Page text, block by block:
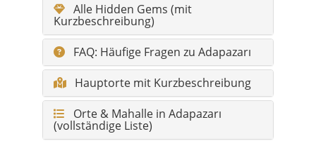
Alle Hidden Gems (mit
Kurzbeschreibung)
FAQ: Häufige Fragen zu Adapazarı
Hauptorte mit Kurzbeschreibung
Orte & Mahalle in Adapazarı
(vollständige Liste)